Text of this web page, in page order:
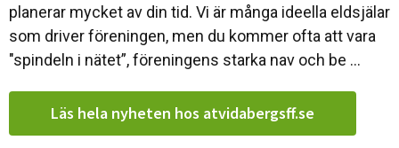
planerar mycket av din tid. Vi är många ideella eldsjälar
som driver föreningen, men du kommer ofta att vara
"spindeln i nätet”, föreningens starka nav och be ...
Läs hela nyheten hos atvidabergsff.se